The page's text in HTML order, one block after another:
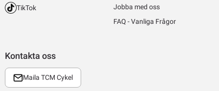
Kontakta oss
Maila TCM Cykel
TikTok
Jobba med oss
FAQ - Vanliga Frågor